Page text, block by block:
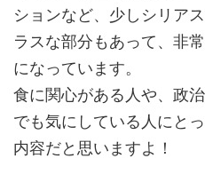
ションなど、少しシリア
ラスな部分もあって、非
になっています。
食に関心がある人や、政
でも気にしている人にと
内容だと思いますよ！